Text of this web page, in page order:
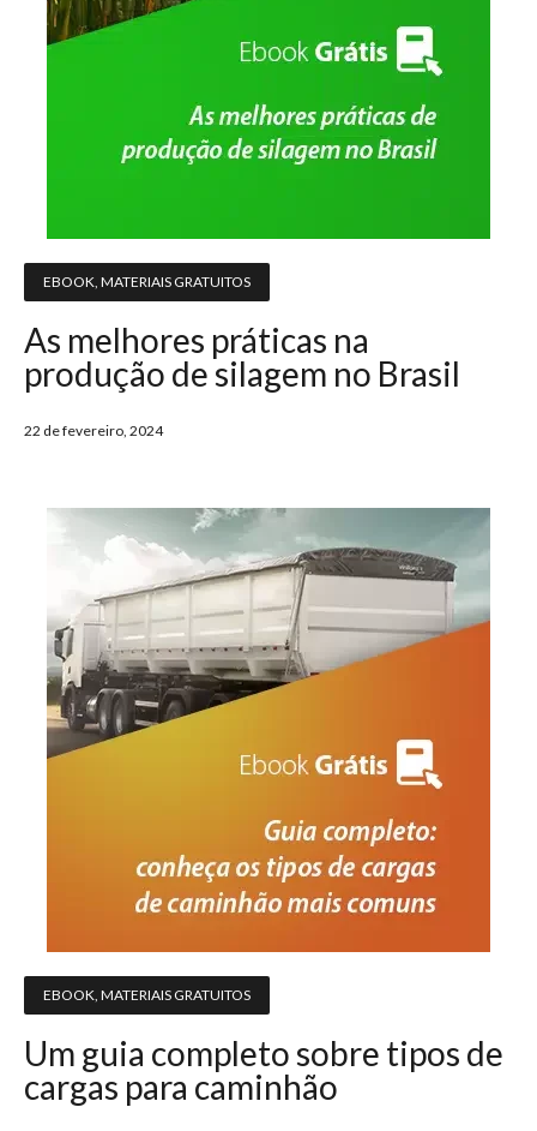
EBOOK MATERIAIS GRATUITOS
As melhores práticas na
produção de silagem no Brasil
22 de fevereiro, 2024
EBOOK MATERIAIS GRATUITOS
Um guia completo sobre tipos de
cargas para caminhão